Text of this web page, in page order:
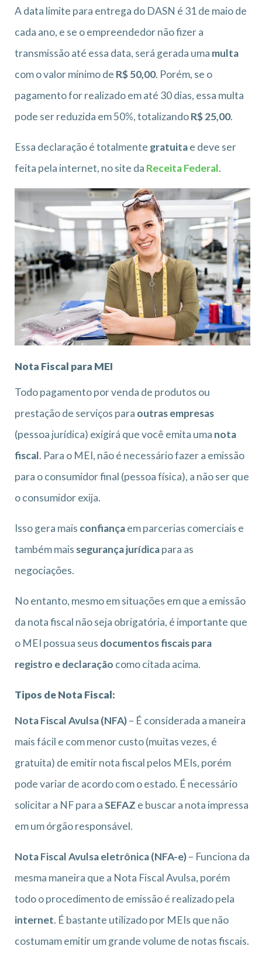
A data limite para entrega do DASN é 31 de maio de
cada ano, e se o empreendedor não fizer a
transmissão até essa data, será gerada uma multa
com o valor mínimo de R$ 50,00. Porém, se o
pagamento for realizado em até 30 dias, essa multa
pode ser reduzida em 50%, totalizandoR$ 25,00.
Essa declaração é totalmente gratuitae deve ser
feita pela internet, no site da Receita Federal.
Nota Fiscal para MEI
Todo pagamento por venda de produtos ou
prestação de serviços para outras empresas
(pessoa jurídica) exigirá que você emita uma nota
fiscal. Para o MEI, não é necessário fazer a emissão
para o consumidor final (pessoa física), a não ser que
o consumidor exija.
Isso gera mais confiançaem parcerias comerciais e
também mais segurança jurídicapara as
negociações.
No entanto, mesmo em situações em que a emissão
da nota fiscal não seja obrigatória, é importante que
o MEI possua seus documentos fiscais para
registro e declaração como citada acima.
Tipos de Nota Fiscal:
Nota Fiscal Avulsa (NFA)– É considerada a maneira
mais fácil e com menor custo (muitas vezes, é
gratuita) de emitir nota fiscal pelos MEIs, porém
pode variar de acordo com o estado. É necessário
solicitar a NF para aSEFAZ e buscar a nota impressa
em um órgão responsável.
Nota Fiscal Avulsa eletrônica (NFA-e)– Funciona da
mesma maneira que a Nota Fiscal Avulsa, porém
todo o procedimento de emissão é realizado pela
internet. É bastante utilizado por MEIs que não
costumam emitir um grande volume de notas fiscais.